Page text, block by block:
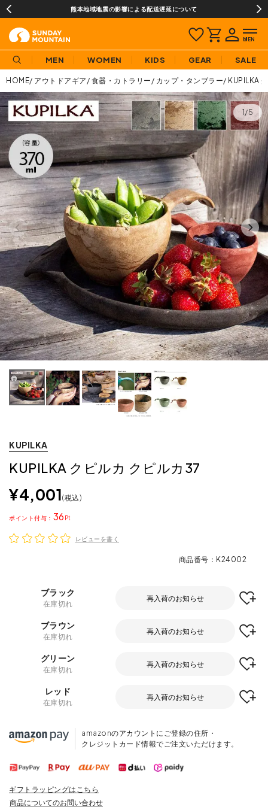
熊本地域地震の影響による配送遅延について
MEN WOMEN KIDS GEAR SALE
HOME アウトドアギア 食器・カトラリー カップ・タンブラー KUPILKA
1/5
KUPILKA
KUPILKA クピルカ クピルカ37
¥4,001 税込
36
ポイント
レビューを書く
商品番号 K24002
ブラック
在庫切れ
再入荷のお知らせ
ブラウン
在庫切れ
再入荷のお知らせ
グリーン
在庫切れ
再入荷のお知らせ
レッド
在庫切れ
再入荷のお知らせ
amazonのアカウントにご登録の住所・
クレジットカード情報でご注文いただけます。
ギフトラッピングはこちら
商品についてのお問い合わせ